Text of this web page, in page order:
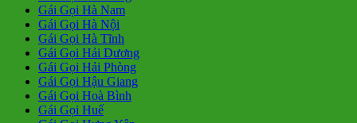
Gái Gọi Hà Nam
Gái Gọi Hà Nội
Gái Gọi Hà Tĩnh
Gái Gọi Hải Dương
Gái Gọi Hải Phòng
Gái Gọi Hậu Giang
Gái Gọi Hoà Bình
Gái Gọi Huế